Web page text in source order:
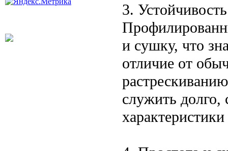
3.
и сушку, что
отличие от
служить долго,